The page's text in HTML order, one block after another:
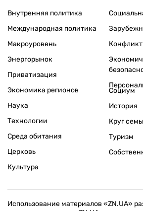
Внутренняя политика
Международная политика
Макроуровень
Энергорынок
Приватизация
Экономика регионов
Наука
Технологии
Среда обитания
Церковь
Культура
Социум
История
Круг
Туризм
Использование материалов «ZN.UA»